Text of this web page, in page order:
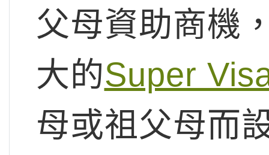
父母資助商機
大的Super
母或祖父母而